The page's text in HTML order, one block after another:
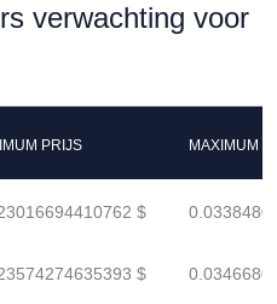
verwachting voor
PRIJS MAXIMUM
$
$